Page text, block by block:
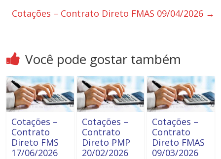
Cotações – Contrato Direto FMAS 09/04/2026 →
Você pode gostar também
Cotações –
Contrato
Direto FMS
17/06/2026
Cotações –
Contrato
Direto PMP
20/02/2026
Cotações –
Contrato
Direto FMAS
09/03/2026